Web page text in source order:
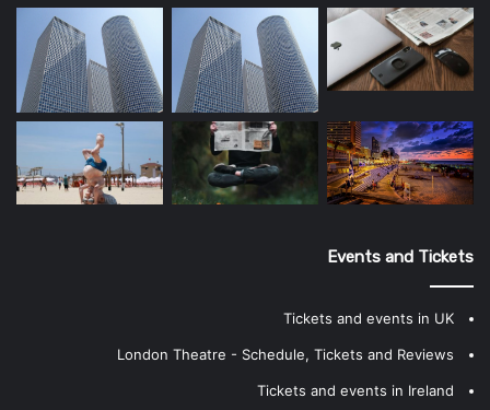
Events and Tickets
Tickets and events in UK
London Theatre - Schedule, Tickets and Reviews
Tickets and events in Ireland